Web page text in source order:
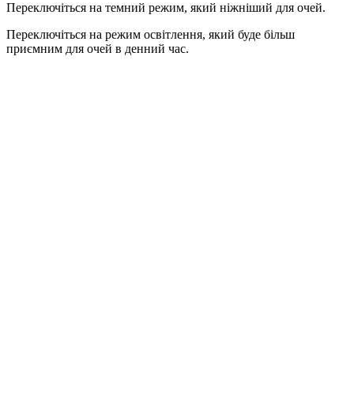
Переключіться на темний режим, який ніжніший для очей.
Переключіться на режим освітлення, який буде більш
приємним для очей в денний час.